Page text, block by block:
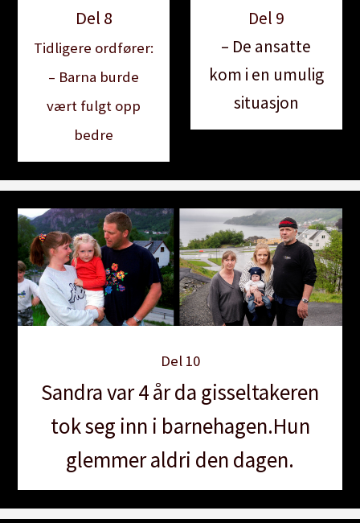
Del 8
Tidligere ordfører:
– Barna burde
vært fulgt opp
bedre
Del 9
– De ansatte
kom i en umulig
situasjon
Del 10
Sandra var 4 år da gisseltakeren
tok seg inn i barnehagen.Hun
glemmer aldri den dagen.